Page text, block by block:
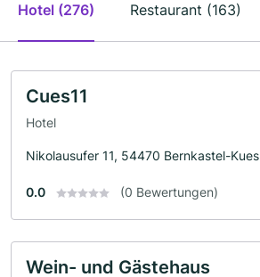
Hotel (276) Restaurant (163)
Cues11
Hotel
Nikolausufer 11, 54470 Bernkastel-Kues
0.0 (0 Bewertungen)
Wein- und Gästehaus